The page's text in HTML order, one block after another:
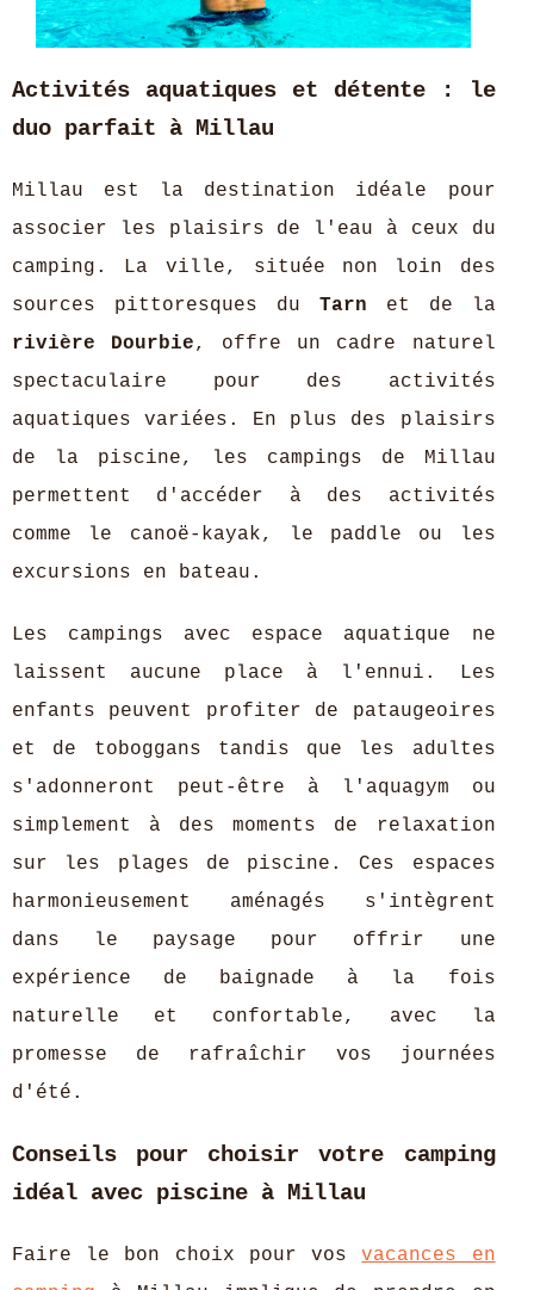
Activités aquatiques et détente : le
duo parfait à Millau
Millau est la destination idéale pour
associer les plaisirs de l'eau à ceux du
camping. La ville, située non loin des
sources pittoresques du Tarn et de la
rivière Dourbie, offre un cadre naturel
spectaculaire pour des activités
aquatiques variées. En plus des plaisirs
de la piscine, les campings de Millau
permettent d'accéder à des activités
comme le canoë-kayak, le paddle ou les
excursions en bateau.
Les campings avec espace aquatique ne
laissent aucune place à l'ennui. Les
enfants peuvent profiter de pataugeoires
et de toboggans tandis que les adultes
s'adonneront peut-être à l'aquagym ou
simplement à des moments de relaxation
sur les plages de piscine. Ces espaces
harmonieusement aménagés s'intègrent
dans le paysage pour offrir une
expérience de baignade à la fois
naturelle et confortable, avec la
promesse de rafraîchir vos journées
d'été.
Conseils pour choisir votre camping
idéal avec piscine à Millau
Faire le bon choix pour vosvacances en